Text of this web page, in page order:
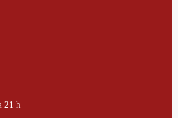
21 h